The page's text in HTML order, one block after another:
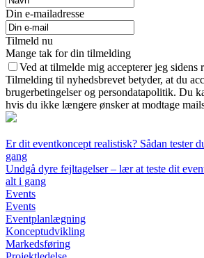
Din e-mailadresse
Tilmeld nu
Mange tak for din tilmelding
Ved at tilmelde mig accepterer jeg sidens
Tilmelding til nyhedsbrevet betyder, at du
brugerbetingelser og persondatapolitik. Du
hvis du ikke længere ønsker at modtage
Er dit eventkoncept realistisk? Sådan tester
gang
Undgå dyre fejltagelser – lær at teste dit
alt i gang
Events
Events
Eventplanlægning
Konceptudvikling
Markedsføring